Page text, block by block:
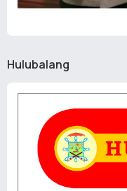
Hulubalang